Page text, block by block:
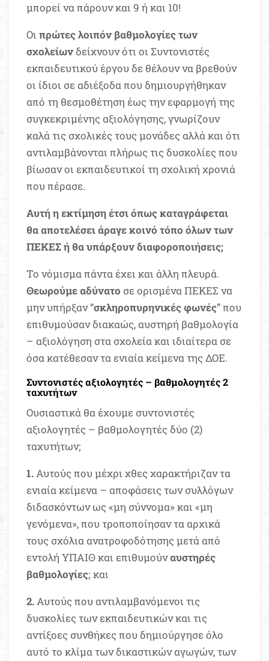
μπορεί να πάρουν και 9 ή και 10!
Οι πρώτες λοιπόν βαθμολογίες των
σχολείωνδείχνουν ότι οι Συντονιστές
εκπαιδευτικού έργου δε θέλουν να βρεθούν
οι ίδιοι σε αδιέξοδα που δημιουργήθηκαν
από τη θεσμοθέτηση έως την εφαρμογή της
συγκεκριμένης αξιολόγησης, γνωρίζουν
καλά τις σχολικές τους μονάδες αλλά και ότι
αντιλαμβάνονται πλήρως τις δυσκολίες που
βίωσαν οι εκπαιδευτικοί τη σχολική χρονιά
που πέρασε.
Αυτή η εκτίμηση έτσι όπως καταγράφεται
θα αποτελέσει άραγε κοινό τόπο όλων των
ΠΕΚΕΣ ή θα υπάρξουν διαφοροποιήσεις;
Το νόμισμα πάντα έχει και άλλη πλευρά.
Θεωρούμε αδύνατο σε ορισμένα ΠΕΚΕΣ να
μην υπήρξαν “σκληροπυρηνικές φωνές” που
επιθυμούσαν διακαώς, αυστηρή βαθμολογία
– αξιολόγηση στα σχολεία και ιδιαίτερα σε
όσα κατέθεσαν τα ενιαία κείμενα της ΔΟΕ.
Συντονιστές αξιολογητές – βαθμολογητές 2
ταχυτήτων
Ουσιαστικά θα έχουμε συντονιστές
αξιολογητές – βαθμολογητές δύο (2)
ταχυτήτων;
1.Αυτούς που μέχρι χθες χαρακτήριζαν τα
ενιαία κείμενα – αποφάσεις των συλλόγων
διδασκόντων ως «μη σύννομα» και «μη
γενόμενα», που τροποποίησαν τα αρχικά
τους σχόλια ανατροφοδότησης μετά από
εντολή ΥΠΑΙΘ και επιθυμούναυστηρές
βαθμολογίες; και
2.Αυτούς που αντιλαμβανόμενοι τις
δυσκολίες των εκπαιδευτικών και τις
αντίξοες συνθήκες που δημιούργησε όλο
αυτό το κλίμα των δικαστικών αγωγών, των